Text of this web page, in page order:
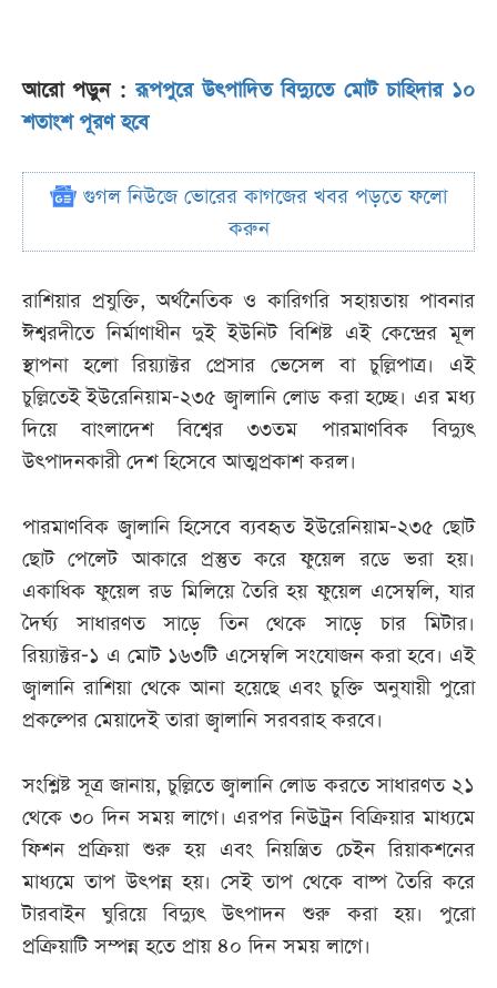
আরো পড়ুন : রূপপুরে উৎপাদিত বিদ্যুতে মোট চাহিদার ১০
শতাংশ পূরণ হবে
গুগল নিউজে ভোরের কাগজের খবর পড়তে ফলো
করুন
রাশিয়ার প্রযুক্তি, অর্থনৈতিক ও কারিগরি সহায়তায় পাবনার
ঈশ্বরদীতে নির্মাণাধীন দুই ইউনিট বিশিষ্ট এই কেন্দ্রের মূল
স্থাপনা হলো রিয়্যাক্টর প্রেসার ভেসেল বা চুল্লিপাত্র। এই
চুল্লিতেই ইউরেনিয়াম-২৩৫ জ্বালানি লোড করা হচ্ছে। এর মধ্য
দিয়ে বাংলাদেশ বিশ্বের ৩৩তম পারমাণবিক বিদ্যুৎ
উৎপাদনকারী দেশ হিসেবে আত্মপ্রকাশ করল।
পারমাণবিক জ্বালানি হিসেবে ব্যবহৃত ইউরেনিয়াম-২৩৫ ছোট
ছোট পেলেট আকারে প্রস্তুত করে ফুয়েল রডে ভরা হয়।
একাধিক ফুয়েল রড মিলিয়ে তৈরি হয় ফুয়েল এসেম্বলি, যার
দৈর্ঘ্য সাধারণত সাড়ে তিন থেকে সাড়ে চার মিটার।
রিয়্যাক্টর-১ এ মোট ১৬৩টি এসেম্বলি সংযোজন করা হবে। এই
জ্বালানি রাশিয়া থেকে আনা হয়েছে এবং চুক্তি অনুযায়ী পুরো
প্রকল্পের মেয়াদেই তারা জ্বালানি সরবরাহ করবে।
সংশ্লিষ্ট সূত্র জানায়, চুল্লিতে জ্বালানি লোড করতে সাধারণত ২১
থেকে ৩০ দিন সময় লাগে। এরপর নিউট্রন বিক্রিয়ার মাধ্যমে
ফিশন প্রক্রিয়া শুরু হয় এবং নিয়ন্ত্রিত চেইন রিয়াকশনের
মাধ্যমে তাপ উৎপন্ন হয়। সেই তাপ থেকে বাষ্প তৈরি করে
টারবাইন ঘুরিয়ে বিদ্যুৎ উৎপাদন শুরু করা হয়। পুরো
প্রক্রিয়াটি সম্পন্ন হতে প্রায় ৪০ দিন সময় লাগে।